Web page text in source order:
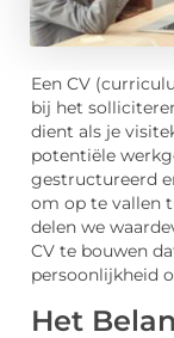
Een CV
bij het
dient als je
potentiële
gestructureerd
om op te vallen
delen we
CV te bouwen
persoonlijkheid
Het